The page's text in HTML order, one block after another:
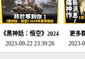
《黑神話：悟空》2024
年夏季推出！確定不會
延期齁？-電玩宅速配
2023-09-22 23:39:26
更多
《來
金鄉
2023-